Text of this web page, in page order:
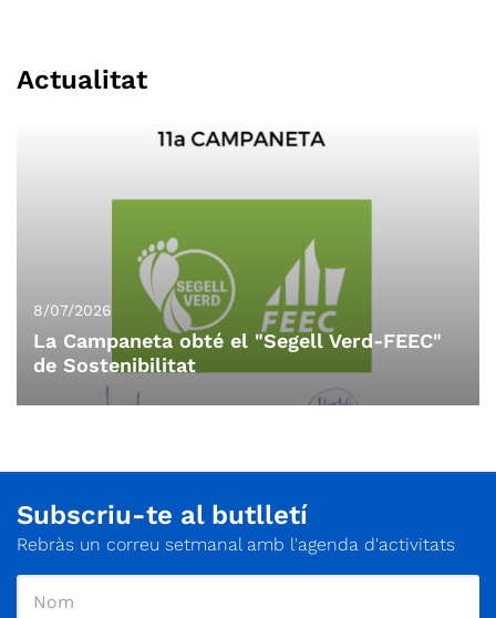
Actualitat
8/07/2026
La Campaneta obté el "Segell Verd-FEEC"
de Sostenibilitat
Subscriu-te al butlletí
Rebràs un correu setmanal amb l'agenda d'activitats